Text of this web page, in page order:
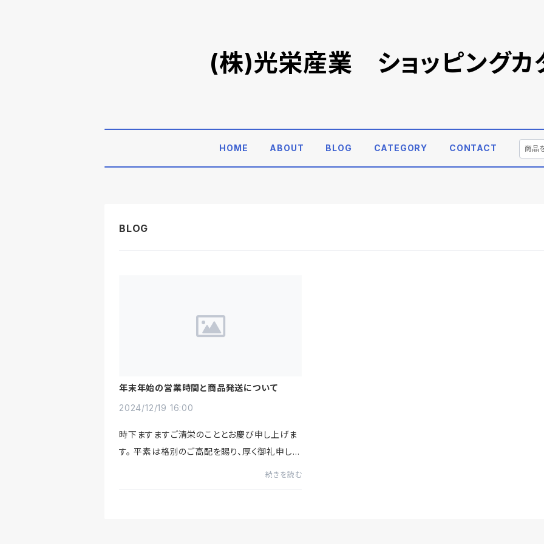
(株)光栄産業 ショッピングカ
HOME ABOUT BLOG CATEGORY CONTACT
年末年始の営業時間と商品発送について
2024/12/19 16:00
時下ますますご清栄のこととお慶び申し上げま
す。 平素は格別のご高配を賜り、厚く御礼申し上
げます。さて、年末年始の休業日につきまして、
続きを読む